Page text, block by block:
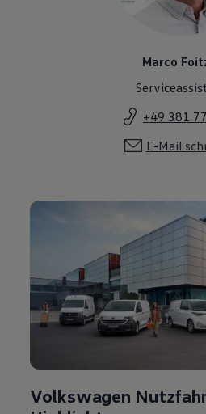
Marco
+49 381
E-Mail
Volkswagen